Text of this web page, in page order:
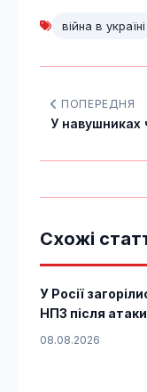
війна в україні
ПОПЕРЕДНЯ
У навушниках
Схожі
У Росії
НПЗ після
08.08.2026